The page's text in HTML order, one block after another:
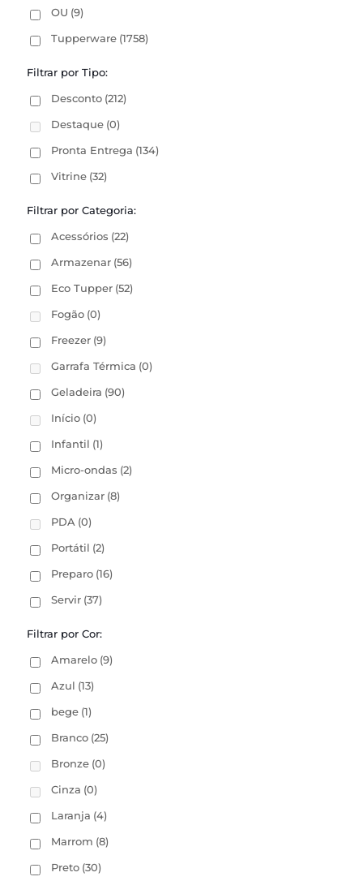
OU (9)
Tupperware (1758)
Filtrar por Tipo:
Desconto (212)
Destaque (0)
Pronta Entrega (134)
Vitrine (32)
Filtrar por Categoria:
Acessórios (22)
Armazenar (56)
Eco Tupper (52)
Fogão (0)
Freezer (9)
Garrafa Térmica (0)
Geladeira (90)
Início (0)
Infantil (1)
Micro-ondas (2)
Organizar (8)
PDA (0)
Portátil (2)
Preparo (16)
Servir (37)
Filtrar por Cor:
Amarelo (9)
Azul (13)
bege (1)
Branco (25)
Bronze (0)
Cinza (0)
Laranja (4)
Marrom (8)
Preto (30)